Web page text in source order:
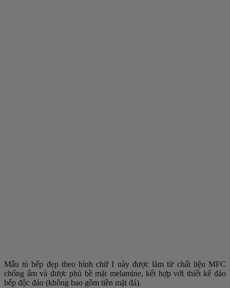
Mẫu tủ bếp đẹp theo hình chữ I này được làm từ chất liệu MFC
chống ẩm và được phủ bề mặt melamine, kết hợp với thiết kế đảo
bếp độc đáo (không bao gồm tiền mặt đá).